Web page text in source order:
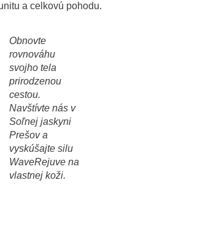
a celkovú pohodu.
Obnovte
rovnováhu
svojho tela
prirodzenou
cestou.
Navštívte nás v
Soľnej jaskyni
Prešov a
vyskúšajte silu
WaveRejuve na
vlastnej koži.